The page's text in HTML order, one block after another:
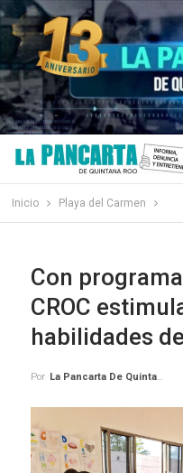
Inicio Playa del Carmen
Con
CROC
habilidades
Por La Pancarta De Quintana Roo